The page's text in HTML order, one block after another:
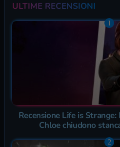
ULTIME RECENSIONI
Recensione Life is
Chloe chiudono